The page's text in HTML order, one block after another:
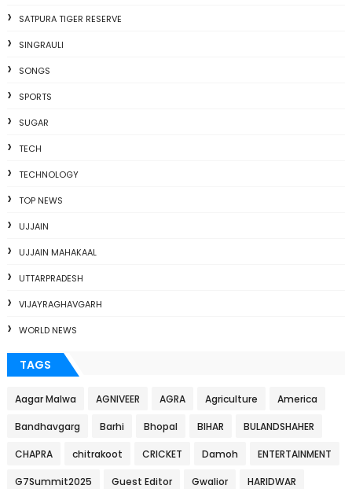
SATPURA TIGER RESERVE
SINGRAULI
SONGS
SPORTS
SUGAR
TECH
TECHNOLOGY
TOP NEWS
UJJAIN
UJJAIN MAHAKAAL
UTTARPRADESH
VIJAYRAGHAVGARH
WORLD NEWS
TAGS
Aagar Malwa AGNIVEER AGRA Agriculture America
Bandhavgarg Barhi Bhopal BIHAR BULANDSHAHER
CHAPRA chitrakoot CRICKET Damoh ENTERTAINMENT
G7Summit2025 Guest Editor Gwalior HARIDWAR